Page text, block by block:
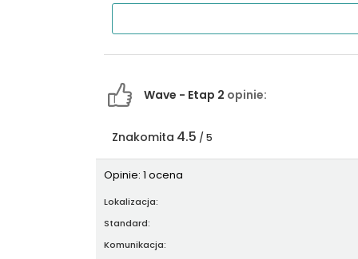
Wave - Etap 2 opinie:
Znakomita 4.5 / 5
Opinie: 1 ocena
Lokalizacja:
Standard:
Komunikacja: